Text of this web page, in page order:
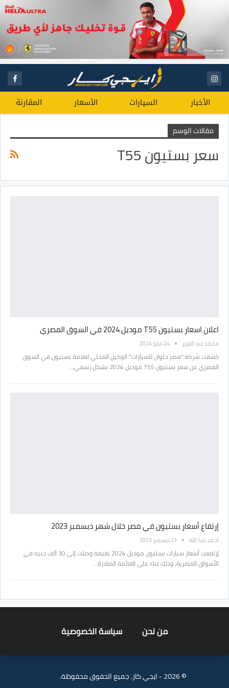
الأخبار السيارات الأسعار المقارنة
مقالات الوسم
سعر بستيون T55
اعلان اسعار بستيون T55 موديل 2024 في السوق المصري
محمد عبد العزيز 24 مايو 2024
كشفت شركة "مصر حلوان للسيارات" الوكيل المحلي لعلامة بستيون في السوق
المصري عن سعر بستيون T55 موديل 2024 بشكل رسمي،…
إرتفاع أسعار بستيون في مصر خلال شهر ديسمبر 2023
أحمد عبد الله 23 ديسمبر 2023
إرتفعت أسعار سيارات بستيون موديل 2024 بقيمة وصلت إلى 30 ألف جنيه في
الأسواق المصرية، وذلك بناء على القائمة الصادرة…
من نحن سياسة الخصوصية
© 2026 - ايجي كار. جميع الحقوق محفوظة.